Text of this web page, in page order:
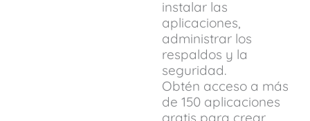
instalar las
aplicaciones,
administrar los
respaldos y la
seguridad.
Obtén acceso a más
de 150 aplicaciones
gratis para crear